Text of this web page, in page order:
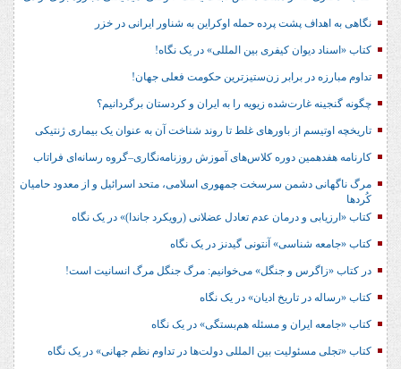
نگاهی به اهداف پشت پرده حمله اوکراین به شناور ایرانی در خزر
کتاب «اسناد دیوان کیفری بین المللی» در یک نگاه!
تداوم مبارزه در برابر زن‌ستیزترین حکومت فعلی جهان!
چگونه گنجینه غارت‌شده زیویه را به ایران و کردستان برگردانیم؟
تاریخچه اوتیسم از باورهای غلط تا روند شناخت آن به عنوان یک بیماری ژنتیکی
کارنامه هفدهمین دوره کلاس‌های آموزش روزنامه‌نگاری–گروه رسانه‌ای فراتاب
مرگ ناگهانی دشمن سرسخت جمهوری اسلامی، متحد اسرائیل و از معدود حامیان
کُردها
کتاب «ارزیابی و درمان عدم تعادل عضلانی (رویکرد جاندا)» در یک نگاه
کتاب «جامعه شناسی» آنتونی گیدنز در یک نگاه
در کتاب «زاگرس و جنگل» می‌خوانیم: مرگ جنگل مرگ انسانیت است!
کتاب «رساله در تاریخ ادیان» در یک نگاه
کتاب «جامعه ایران و مسئله هم‌بستگی» در یک نگاه
کتاب «تجلی مسئولیت بین المللی دولت‌ها در تداوم نظم جهانی» در یک نگاه